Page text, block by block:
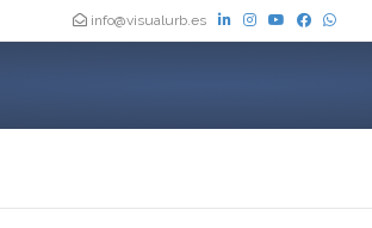
info@visualurb.es